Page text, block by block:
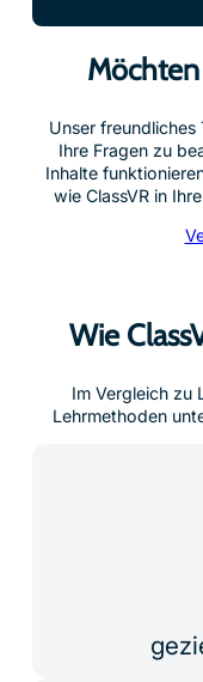
Unser freundliches
Ihre Fragen zu
Inhalte
wie ClassVR in
Wie
Im Vergleich zu
Lehrmethoden